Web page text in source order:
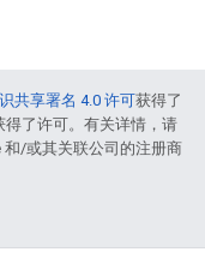
共享署名 4.0 许可获得了
得了许可。有关详情，请
和/或其关联公司的注册商